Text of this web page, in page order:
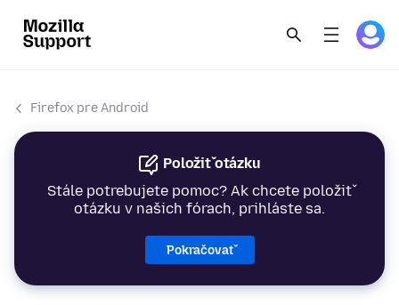
Firefox pre Android
Položiť otázku
Stále potrebujete pomoc? Ak chcete položiť
otázku v našich fórach, prihláste sa.
Pokračovať